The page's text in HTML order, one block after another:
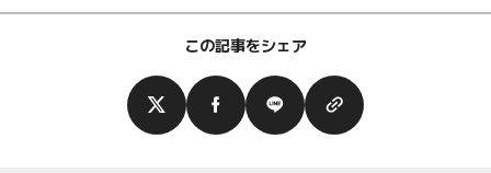
この記事をシェア